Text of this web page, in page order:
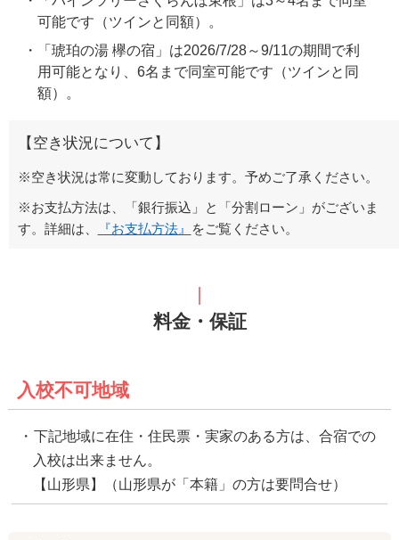
可能です（ツインと同額）。
「琥珀の湯 欅の宿」は2026/7/28～9/11の期間で利
用可能となり、6名まで同室可能です（ツインと同
額）。
【空き状況について】
※空き状況は常に変動しております。予めご了承ください。
※お支払方法は、「銀行振込」と「分割ローン」がございま
す。詳細は、
『お支払方法』 をご覧ください。
料金・保証
入校不可地域
下記地域に在住・住民票・実家のある方は、合宿での
入校は出来ません。
【山形県】（山形県が「本籍」の方は要問合せ）